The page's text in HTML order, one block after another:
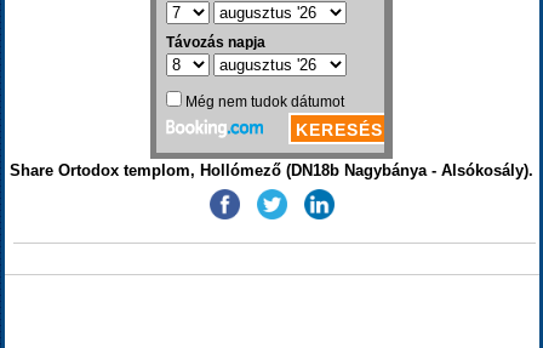
Share Ortodox templom, Hollómező (DN18b Nagybánya - Alsókosály).